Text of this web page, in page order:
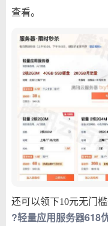
查看。
还可以领下10元无门槛
?轻量应用服务器618